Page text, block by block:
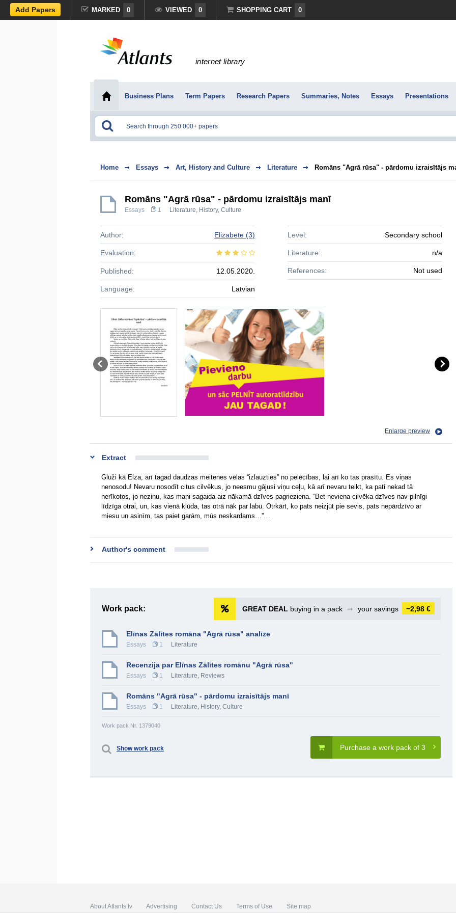
Add Papers MARKED 0 VIEWED 0 SHOPPING CART 0
internet library
Business Plans Term Papers Research Papers Summaries, Notes Essays Presentations
Home Essays Art, History and Culture Literature Romāns "Agrā rūsa" - pārdomu izraisītājs
Romāns "Agrā rūsa" - pārdomu izraisītājs manī
Essays 1 Literature, History, Culture
Author: Elizabete(3)
Evaluation:
Published: 12.05.2020.
Language: Latvian
Level: Secondary school
Literature: n/a
References: Not used
Enlarge preview
Extract
Gluži kā Elza, arī tagad daudzas meitenes vēlas “izlauzties” no pelēcības, lai arī ko tas prasītu. Es viņas
nenosodu! Nevaru nosodīt citus cilvēkus, jo neesmu gājusi viņu ceļu, kā arī nevaru teikt, ka pati nekad tā
nerīkotos, jo nezinu, kas mani sagaida aiz nākamā dzīves pagrieziena. “Bet neviena cilvēka dzīves nav pilnīgi
līdzīga otrai, un, kas vienā kļūda, tas otrā nāk par labu. Otrkārt, ko pats neizjūt pie sevis, pats nepārdzīvo ar
miesu un asinīm, tas paiet garām, mūs neskardams…”…
Author's comment
Work pack: GREAT DEAL buying in a pack ➞ your savings −2,98 €
Elīnas Zālītes romāna "Agrā rūsa" analīze
Essays 1 Literature
Recenzija par Elīnas Zālītes romānu "Agrā rūsa"
Essays 1 Literature, Reviews
Romāns "Agrā rūsa" - pārdomu izraisītājs manī
Essays 1 Literature, History, Culture
Work pack Nr. 1379040
Purchase a work pack of 3
Show work pack
About Atlants.lv Advertising Contact Us Terms of Use Site map